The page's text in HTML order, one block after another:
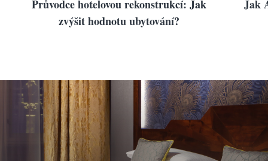
STANDARD
STANDARD
Průvodce hotelovou rekonstrukcí: Jak
zvýšit hodnotu ubytování?
Jak